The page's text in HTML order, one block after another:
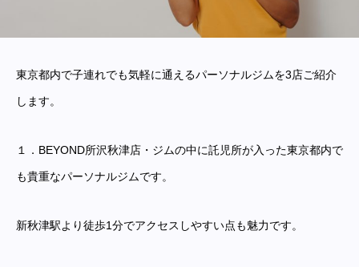
東京都内で子連れでも気軽に通えるパーソナルジムを3店ご紹介
します。
１．BEYOND所沢秋津店・ジムの中に託児所が入った東京都内で
も貴重なパーソナルジムです。
新秋津駅より徒歩1分でアクセスしやすい点も魅力です。